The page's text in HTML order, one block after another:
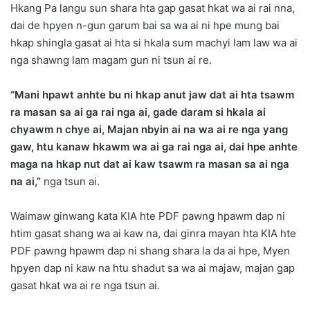
Hkang Pa langu sun shara hta gap gasat hkat wa ai rai nna,
dai de hpyen n-gun garum bai sa wa ai ni hpe mung bai
hkap shingla gasat ai hta si hkala sum machyi lam law wa ai
nga shawng lam magam gun ni tsun ai re.
“Mani hpawt anhte bu ni hkap anut jaw dat ai hta tsawm
ra masan sa ai ga rai nga ai, gade daram si hkala ai
chyawm n chye ai, Majan nbyin ai na wa ai re nga yang
gaw, htu kanaw hkawm wa ai ga rai nga ai, dai hpe anhte
maga na hkap nut dat ai kaw tsawm ra masan sa ai nga
na ai,” nga tsun ai.
Waimaw ginwang kata KIA hte PDF pawng hpawm dap ni
htim gasat shang wa ai kaw na, dai ginra mayan hta KIA hte
PDF pawng hpawm dap ni shang shara la da ai hpe, Myen
hpyen dap ni kaw na htu shadut sa wa ai majaw, majan gap
gasat hkat wa ai re nga tsun ai.